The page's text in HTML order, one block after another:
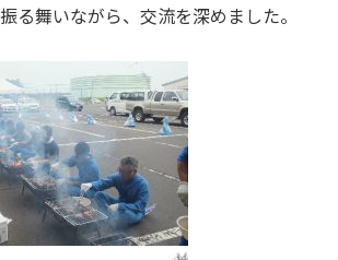
る舞いながら、交流を深めました。